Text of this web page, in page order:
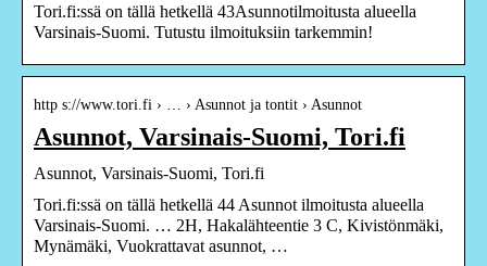
Tori.fi:ssä on tällä hetkellä 43Asunnotilmoitusta alueella
Varsinais-Suomi. Tutustu ilmoituksiin tarkemmin!
http s://www.tori.fi › … › Asunnot ja tontit › Asunnot
Asunnot, Varsinais-Suomi, Tori.fi
Asunnot, Varsinais-Suomi, Tori.fi
Tori.fi:ssä on tällä hetkellä 44 Asunnot ilmoitusta alueella
Varsinais-Suomi. … 2H, Hakalähteentie 3 C, Kivistönmäki,
Mynämäki, Vuokrattavat asunnot, …